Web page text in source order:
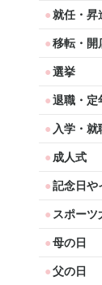
就任・昇
移転・開
選挙
退職・定
入学・
成人式
記念日や
スポーツ
母の日
父の日